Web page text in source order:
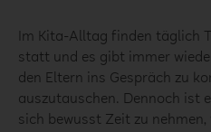
Im Kita-Alltag finden täglich
statt und es gibt immer
den Eltern ins Gespräch zu
auszutauschen. Dennoch ist
sich bewusst Zeit zu